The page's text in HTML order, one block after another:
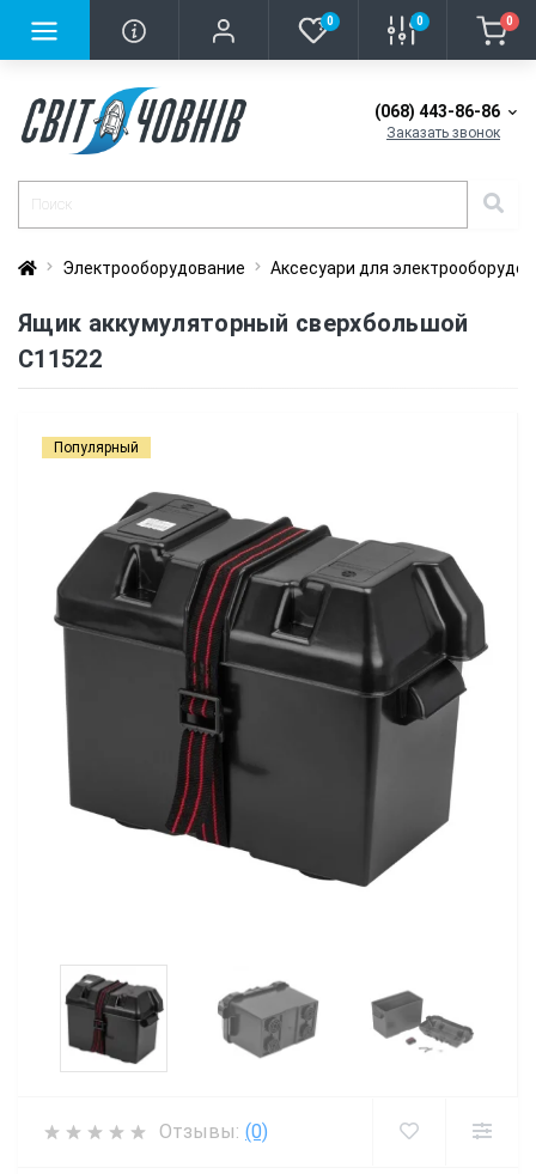
0 0 0
(068) 443-86-86
Заказать звонок
Электрооборудование Аксесуари для
Ящик аккумуляторный сверхбольшой
C11522
Популярный
Отзывы: (0)